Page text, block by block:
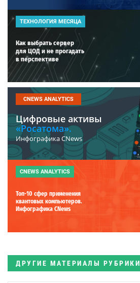
ТЕХНОЛОГИЯ МЕСЯЦА
Как выбрать сервер
для ЦОД и не прогадать
в перспективе
CNEWS ANALYTICS
Цифровые активы
«Росатома».
Инфографика CNews
CNEWS ANALYTICS
Топ-10 сфер применения
квантовых компьютеров.
Инфографика CNews
ДРУГИЕ МАТЕРИАЛЫ РУБРИКИ